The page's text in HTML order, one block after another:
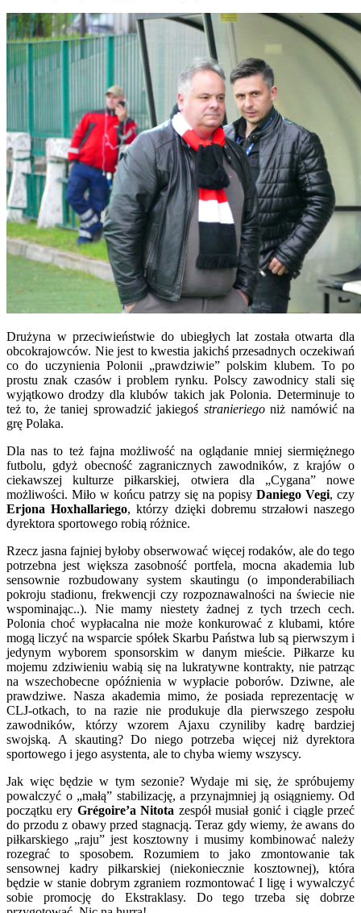
Drużyna w przeciwieństwie do ubiegłych lat została otwarta dla
obcokrajowców. Nie jest to kwestia jakichś przesadnych oczekiwań
co do uczynienia Polonii „prawdziwie” polskim klubem. To po
prostu znak czasów i problem rynku. Polscy zawodnicy stali się
wyjątkowo drodzy dla klubów takich jak Polonia. Determinuje to
też to, że taniej sprowadzić jakiegoś stranieriegoniż namówić na
grę Polaka.
Dla nas to też fajna możliwość na oglądanie mniej siermiężnego
futbolu, gdyż obecność zagranicznych zawodników, z krajów o
ciekawszej kulturze piłkarskiej, otwiera dla „Cygana” nowe
możliwości. Miło w końcu patrzy się na popisy Daniego Vegi, czy
Erjona Hoxhallariego, którzy dzięki dobremu strzałowi naszego
dyrektora sportowego robią różnice.
Rzecz jasna fajniej byłoby obserwować więcej rodaków, ale do tego
potrzebna jest większa zasobność portfela, mocna akademia lub
sensownie rozbudowany system skautingu (o imponderabiliach
pokroju stadionu, frekwencji czy rozpoznawalności na świecie nie
wspominając..). Nie mamy niestety żadnej z tych trzech cech.
Polonia choć wypłacalna nie może konkurować z klubami, które
mogą liczyć na wsparcie spółek Skarbu Państwa lub są pierwszym i
jedynym wyborem sponsorskim w danym mieście. Piłkarze ku
mojemu zdziwieniu wabią się na lukratywne kontrakty, nie patrząc
na wszechobecne opóźnienia w wypłacie poborów. Dziwne, ale
prawdziwe. Nasza akademia mimo, że posiada reprezentację w
CLJ-otkach, to na razie nie produkuje dla pierwszego zespołu
zawodników, którzy wzorem Ajaxu czyniliby kadrę bardziej
swojską. A skauting? Do niego potrzeba więcej niż dyrektora
sportowego i jego asystenta, ale to chyba wiemy wszyscy.
Jak więc będzie w tym sezonie? Wydaje mi się, że spróbujemy
powalczyć o „małą” stabilizację, a przynajmniej ją osiągniemy. Od
początku ery Grégoire’a Nitota zespół musiał gonić i ciągle przeć
do przodu z obawy przed stagnacją. Teraz gdy wiemy, że awans do
piłkarskiego „raju” jest kosztowny i musimy kombinować należy
rozegrać to sposobem. Rozumiem to jako zmontowanie tak
sensownej kadry piłkarskiej (niekoniecznie kosztownej), która
będzie w stanie dobrym zgraniem rozmontować I ligę i wywalczyć
sobie promocję do Ekstraklasy. Do tego trzeba się dobrze